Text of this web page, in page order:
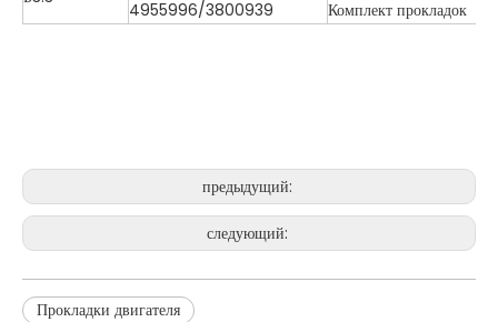
4955996/3800939
Комплект прокладок
предыдущий:
следующий:
Прокладки двигателя